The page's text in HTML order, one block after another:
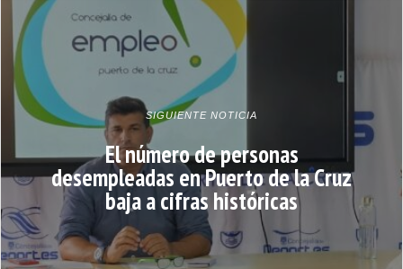
SIGUIENTE NOTICIA
El número de personas
desempleadas en Puerto de la Cruz
baja a cifras históricas